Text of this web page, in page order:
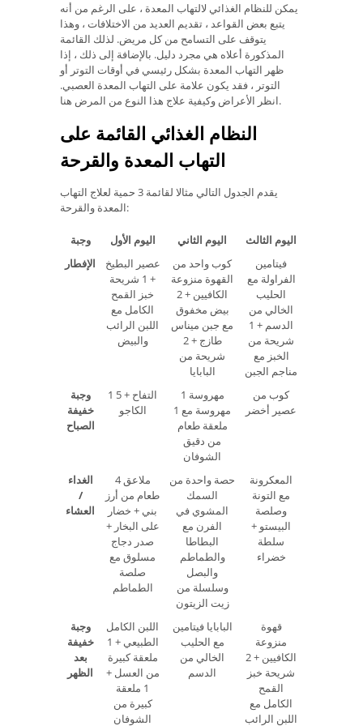
يمكن للنظام الغذائي لالتهاب المعدة ، على الرغم من أنه
يتبع بعض القواعد ، تقديم العديد من الاختلافات ، وهذا
يتوقف على التسامح من كل مريض. لذلك القائمة
المذكورة أعلاه هي مجرد دليل. بالإضافة إلى ذلك ، إذا
ظهر التهاب المعدة بشكل رئيسي في أوقات التوتر أو
التوتر ، فقد يكون علامة على التهاب المعدة العصبي.
انظر الأعراض وكيفية علاج هذا النوع من المرض هنا.
النظام الغذائي القائمة على
التهاب المعدة والقرحة
يقدم الجدول التالي مثالا لقائمة 3 حمية لعلاج التهاب
المعدة والقرحة:
وجبة اليوم الأول اليوم الثاني
اليوم الثالث
الإفطار
عصير البطيخ
+ 1 شريحة
خبز القمح
الكامل مع
اللبن الرائب
والبيض
كوب واحد من
القهوة منزوعة
الكافيين + 2
بيض مخفوق
مع جبن ميناس
طازج + 2
شريحة من
البابايا
فيتامين
الفراولة مع
الحليب
الخالي من
الدسم + 1
شريحة من
الخبز مع
مناجم الجبن
وجبة
خفيفة
الصباح
1 التفاح + 5
الكاجو
1 مهروسة
مهروسة مع 1
ملعقة طعام
من دقيق
الشوفان
كوب من
عصير أخضر
الغداء
/
العشاء
4 ملاعق
طعام من أرز
بني + خضار
على البخار +
صدر دجاج
مسلوق مع
صلصة
الطماطم
حصة واحدة من
السمك
المشوي في
الفرن مع
البطاطا
والطماطم
والبصل
وسلسلة من
زيت الزيتون
المعكرونة
مع التونة
وصلصة
البيستو +
سلطة
خضراء
وجبة
خفيفة
بعد
الظهر
اللبن الكامل
الطبيعي + 1
ملعقة كبيرة
من العسل +
1 ملعقة
كبيرة من
الشوفان
البابايا فيتامين
مع الحليب
الخالي من
الدسم
قهوة
منزوعة
الكافيين + 2
شريحة خبز
القمح
الكامل مع
اللبن الرائب